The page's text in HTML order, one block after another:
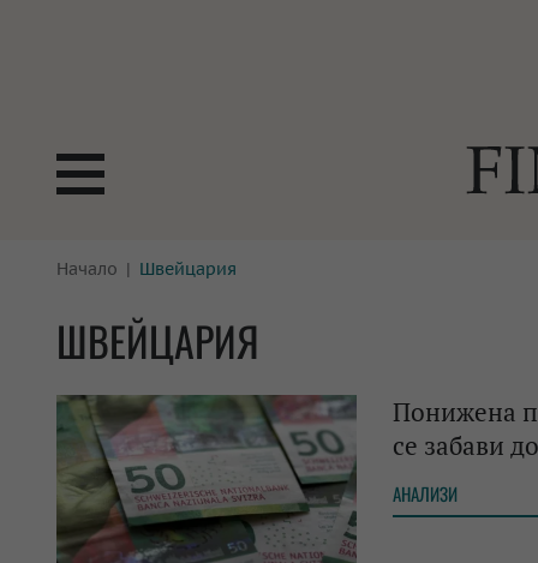
БОРСИ
КРИПТО
ПАРИТЕ
ЗАСТРАХОВАНЕ
ЕНЕРГЕТИКА
ИМОТИ
Начало Швейцария
ШВЕЙЦАРИЯ
Понижена
се забави
АНАЛИЗИ